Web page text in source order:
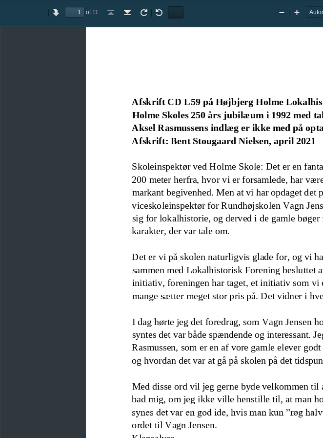
PreviousNext
of 11
Go
Go
RotateRotate
ZoomZoom
Afskrift CD L59 på Højbjerg Holme
Holme Skoles 250 års jubilæum i 1992 med
Aksel Rasmussens indlæg er ikke med på
Afskrift: Bent Stougaard Nielsen, april 2021
Skoleinspektør ved Holme Skole: Det er en
200 meter herfra, hvor vi er forsamlede, har
markant begivenhed. Men at vi har opdaget det
viceskoleinspektør for Rundhøjskolen Vagn
sig for lokalhistorie og derved i de gamle
karakter, der var tale om.
Det er vi på skolen naturligvis glade for, og vi
sammen med Lokalhistorisk Forening besluttet
initiativ, foreningen har taget, et initiativ som vi
mange sætter meget stor pris på. Det vidner i
I dag hørte jeg det foredrag, som Vagn Jensen
syntes det var både spændende og interessant.
Rasmussen, som er en af vore gamle elever
og hvordan det var at gå på skolen på det
Med disse ord vil jeg gerne byde velkommen
bad mig, om jeg ikke ville henstille til, at man
synes det var en god ide, hvis man kun ”røg
ordet til Vagn Jensen.